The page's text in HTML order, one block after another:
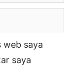
web saya
saya